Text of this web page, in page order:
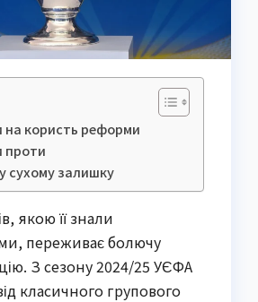
на користь реформи
проти
сухому залишку
якою її знали
переживає болючу
З сезону 2024/25 УЄФА
класичного групового